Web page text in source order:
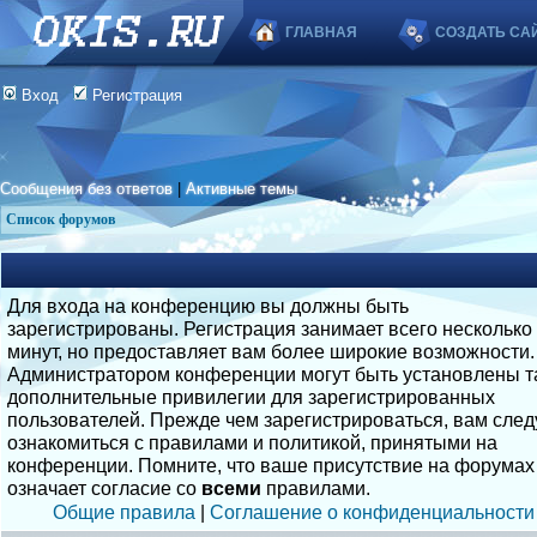
ГЛАВНАЯ СОЗДАТЬ
Вход Регистрация
Сообщения без ответов |Активные темы
Список форумов
Для входа на конференцию вы должны быть
зарегистрированы. Регистрация занимает всего несколько
минут, но предоставляет вам более широкие возможности.
Администратором конференции могут быть установлены
дополнительные привилегии для зарегистрированных
пользователей. Прежде чем зарегистрироваться, вам
ознакомиться с правилами и политикой, принятыми на
конференции. Помните, что ваше присутствие на форумах
означает согласие со всеми правилами.
Общие правила | Соглашение о конфиденциальности